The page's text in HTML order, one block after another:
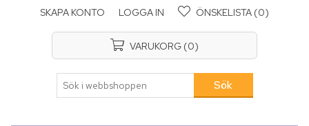
SKAPA KONTO LOGGA IN ÖNSKELISTA (0)
VARUKORG (0)